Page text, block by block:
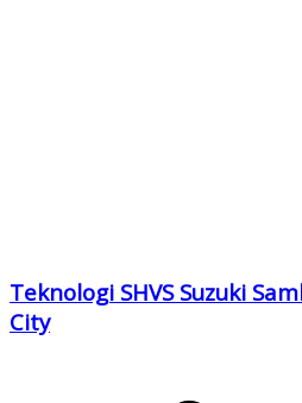
Teknologi SHVS Suzuki
City